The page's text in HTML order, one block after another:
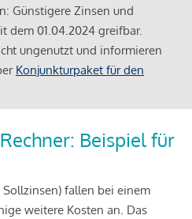
Günstigere Zinsen und
dem 01.04.2024 greifbar.
ungenutzt und informieren
Konjunkturpaket für den
Beispiel für
fallen bei einem
weitere Kosten an. Das